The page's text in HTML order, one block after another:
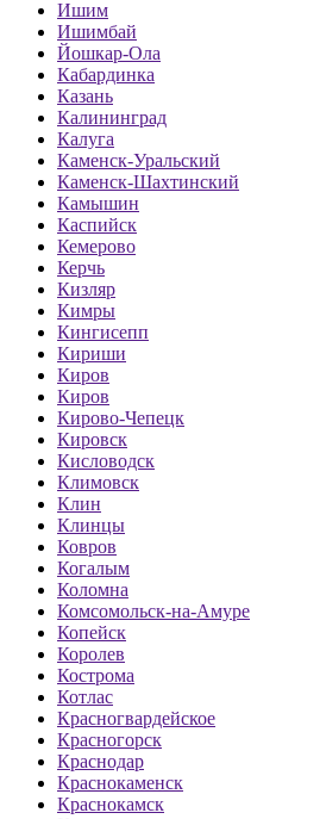
Ишим
Ишимбай
Йошкар-Ола
Кабардинка
Казань
Калининград
Калуга
Каменск-Уральский
Каменск-Шахтинский
Камышин
Каспийск
Кемерово
Керчь
Кизляр
Кимры
Кингисепп
Кириши
Киров
Киров
Кирово-Чепецк
Кировск
Кисловодск
Климовск
Клин
Клинцы
Ковров
Когалым
Коломна
Комсомольск-на-Амуре
Копейск
Королев
Кострома
Котлас
Красногвардейское
Красногорск
Краснодар
Краснокаменск
Краснокамск